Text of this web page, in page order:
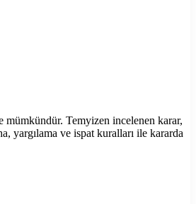
mümkündür. Temyizen incelenen karar,
yargılama ve ispat kuralları ile kararda